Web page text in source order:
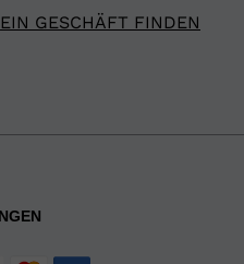
EIN GESCHÄFT FINDEN